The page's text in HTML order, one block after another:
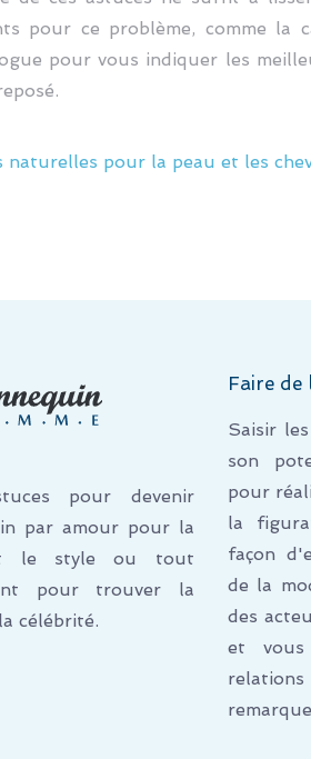
pour ce problème, comme la
pour vous indiquer les
naturelles pour la peau et les
pour devenir
par amour pour la
le style ou tout
pour trouver la
célébrité.
Faire
Saisir
son
pour
la
façon
de la
des
et vous